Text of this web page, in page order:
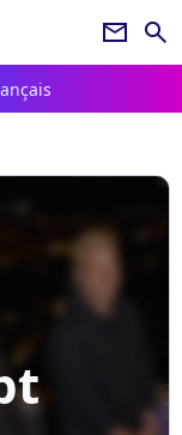
newsletter search